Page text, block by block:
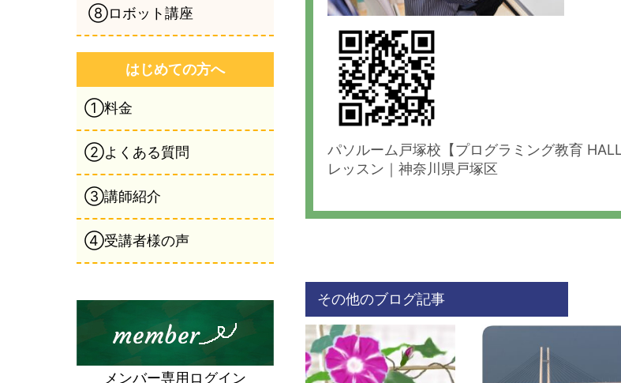
パソルーム戸塚校【プログラミング教育
レッスン｜神奈川県戸塚区
その他のブログ記事
⑧ロボット講座
はじめての方へ
①料金
②よくある質問
③講師紹介
④受講者様の声
メンバー専用ログイン